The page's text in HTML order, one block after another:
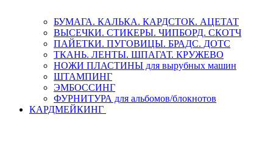
БУМАГА. КАЛЬКА. КАРДСТОК. АЦЕТАТ
ВЫСЕЧКИ. СТИКЕРЫ. ЧИПБОРД. СКОТЧ
ПАЙЕТКИ. ПУГОВИЦЫ. БРАДС. ДОТС
ТКАНЬ. ЛЕНТЫ. ШПАГАТ. КРУЖЕВО
НОЖИ ПЛАСТИНЫ для вырубных машин
ШТАМПИНГ
ЭМБОССИНГ
ФУРНИТУРА для альбомов/блокнотов
КАРДМЕЙКИНГ